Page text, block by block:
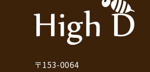
〒153-0064